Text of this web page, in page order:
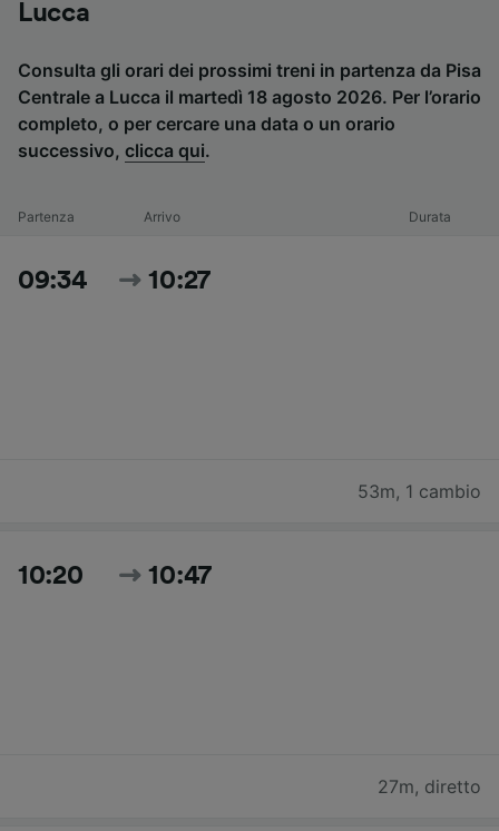
Lucca
Consulta gli orari dei prossimi treni in partenza da Pisa
Centrale a Lucca il martedì 18 agosto 2026. Per l’orario
completo, o per cercare una data o un orario
successivo, clicca qui.
Partenza Arrivo Durata
09:34 10:27
53m, 1 cambio
10:20 10:47
27m, diretto